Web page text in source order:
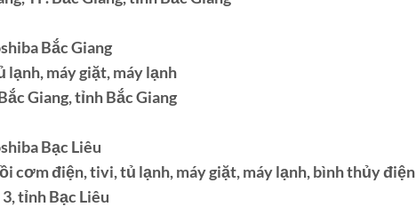
Bắc Giang
lạnh, máy giặt, máy lạnh
Giang, tỉnh Bắc Giang
Bạc Liêu
cơm điện, tivi, tủ lạnh, máy giặt, máy lạnh, bình thủy điện
tỉnh Bạc Liêu